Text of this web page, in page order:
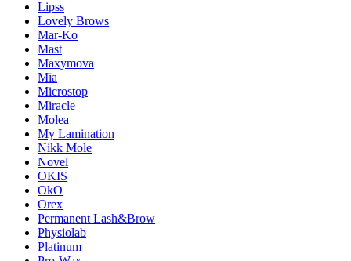
Lipss
Lovely Brows
Mar-Ko
Mast
Maxymova
Mia
Microstop
Miracle
Molea
My Lamination
Nikk Mole
Novel
OKIS
OkO
Orex
Permanent Lash&Brow
Physiolab
Platinum